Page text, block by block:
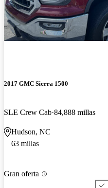
2017 GMC Sierra 1500
SLE Crew Cab 84,888 millas
Hudson, NC
63 millas
Gran oferta